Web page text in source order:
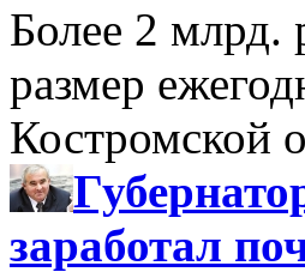
Более 2 млрд.
размер
Костромской
заработал